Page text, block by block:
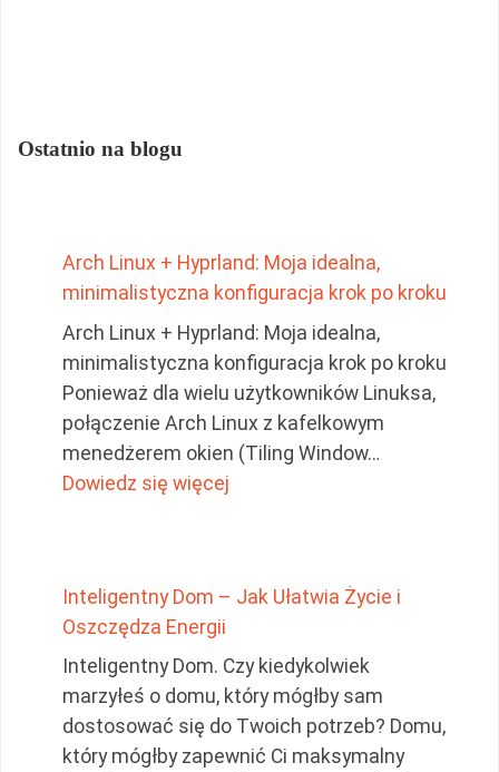
Ostatnio na blogu
Arch Linux + Hyprland: Moja idealna,
minimalistyczna konfiguracja krok po kroku
Arch Linux + Hyprland: Moja idealna,
minimalistyczna konfiguracja krok po kroku
Ponieważ dla wielu użytkowników Linuksa,
połączenie Arch Linux z kafelkowym
menedżerem okien (Tiling Window…
Dowiedz się więcej
Inteligentny Dom – Jak Ułatwia Życie i
Oszczędza Energii
Inteligentny Dom. Czy kiedykolwiek
marzyłeś o domu, który mógłby sam
dostosować się do Twoich potrzeb? Domu,
który mógłby zapewnić Ci maksymalny